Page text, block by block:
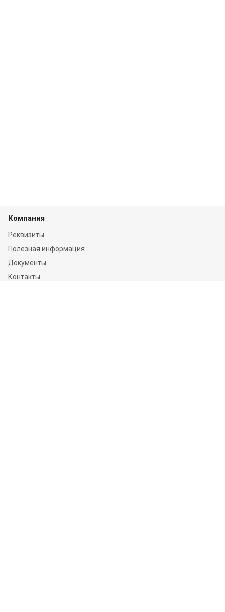
Компания
Реквизиты
Полезная информация
Документы
Контакты